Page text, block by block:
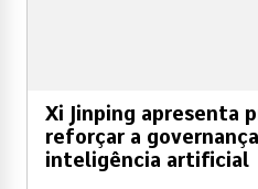
Xi Jinping apresenta
reforçar a
inteligência artificial